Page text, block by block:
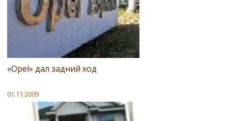
«Opel» дал задний ход
01.11.2009